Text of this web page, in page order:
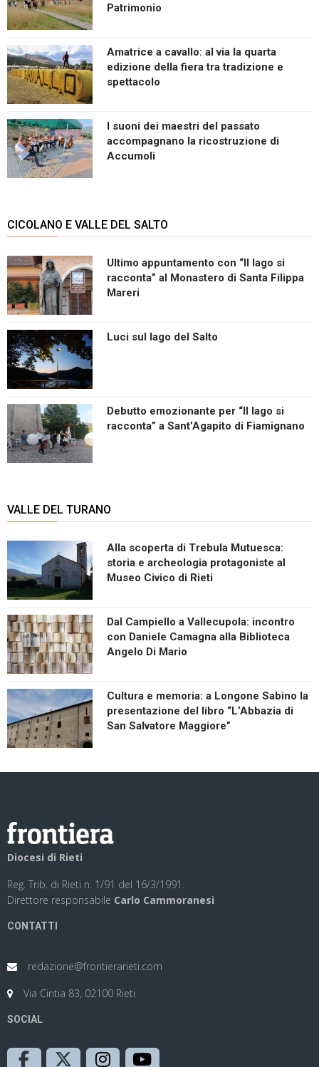
Patrimonio
Amatrice a cavallo: al via la quarta
edizione della fiera tra tradizione e
spettacolo
I suoni dei maestri del passato
accompagnano la ricostruzione di
Accumoli
CICOLANO E VALLE DEL SALTO
Ultimo appuntamento con “Il lago si
racconta” al Monastero di Santa Filippa
Mareri
Luci sul lago del Salto
Debutto emozionante per “Il lago si
racconta” a Sant’Agapito di Fiamignano
VALLE DEL TURANO
Alla scoperta di Trebula Mutuesca:
storia e archeologia protagoniste al
Museo Civico di Rieti
Dal Campiello a Vallecupola: incontro
con Daniele Camagna alla Biblioteca
Angelo Di Mario
Cultura e memoria: a Longone Sabino la
presentazione del libro “L’Abbazia di
San Salvatore Maggiore”
Diocesi di Rieti
Reg. Trib. di Rieti n. 1/91 del 16/3/1991.
Direttore responsabile Carlo Cammoranesi
CONTATTI
redazione@frontierarieti.com
Via Cintia 83, 02100 Rieti
SOCIAL